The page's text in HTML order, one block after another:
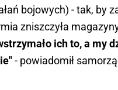
bojowych) - tak, by
zniszczyła
ich to, a my
- powiadomił